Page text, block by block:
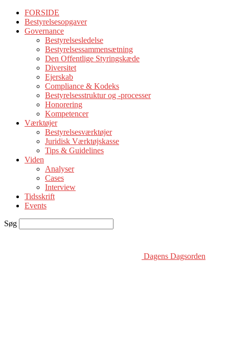
FORSIDE
Bestyrelsesopgaver
Governance
Bestyrelsesledelse
Bestyrelsessammensætning
Den Offentlige Styringskæde
Diversitet
Ejerskab
Compliance & Kodeks
Bestyrelsesstruktur og -processer
Honorering
Kompetencer
Værktøjer
Bestyrelsesværktøjer
Juridisk Værktøjskasse
Tips & Guidelines
Viden
Analyser
Cases
Interview
Tidsskrift
Events
Søg
Dagens Dagsorden